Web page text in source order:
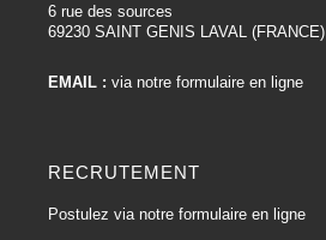
6 rue des sources
69230 SAINT GENIS LAVAL (FRANCE)
EMAIL : via notre formulaire en ligne
RECRUTEMENT
Postulez via notre formulaire en ligne